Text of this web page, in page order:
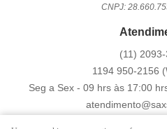
CNPJ:
(11)
1194 950-2156
Seg a Sex - 09 hrs às 17:00